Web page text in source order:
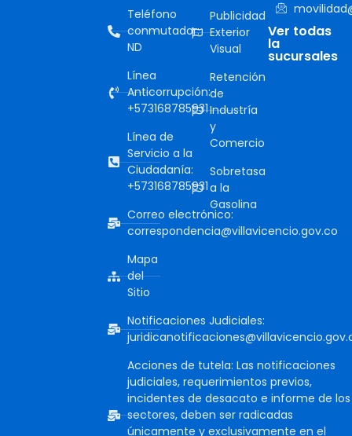
Teléfono
conmutador:
ND
Línea
Anticorrupción:
+573168785931
Línea de
Servicio a la
Ciudadanía:
+573168785931
Correo electrónico:
correspondencia@villavicencio.gov.co
Mapa
del
Sitio
Notificaciones Judiciales:
Acciones de tutela: Las notificaciones
judiciales, requerimientos previos,
incidentes de desacato e informe de los
sectores, deben ser radicadas
únicamente y exclusivamente en el
Publicidad
Exterior
Visual
Retención
de
Industría
y
Comercio
Sobretasa
a la
Gasolina
Ver todas
la
sucursales